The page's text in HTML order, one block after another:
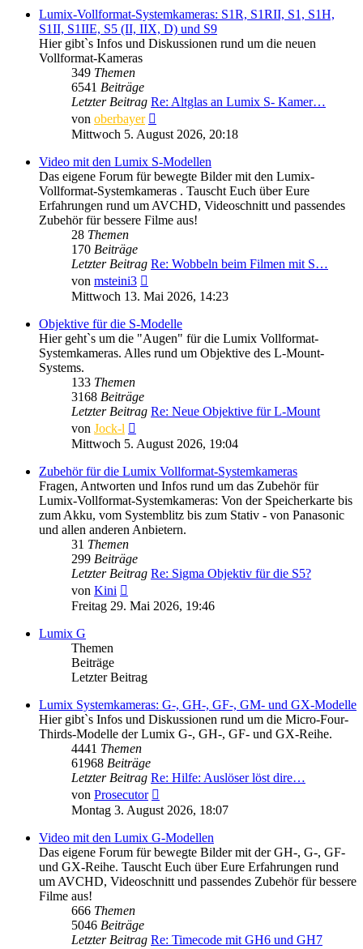
Lumix-Vollformat-Systemkameras: S1R, S1RII, S1, S1H,
S1II, S1IIE, S5 (II, IIX, D) und S9
Hier gibt`s Infos und Diskussionen rund um die neuen
Vollformat-Kameras
349 Themen
6541 Beiträge
Letzter Beitrag Re: Altglas an Lumix S- Kamer…
von oberbayer
Beitrag
Mittwoch 5. August 2026, 20:18
Video mit den Lumix S-Modellen
Das eigene Forum für bewegte Bilder mit den Lumix-
Vollformat-Systemkameras . Tauscht Euch über Eure
Erfahrungen rund um AVCHD, Videoschnitt und passendes
Zubehör für bessere Filme aus!
28 Themen
170 Beiträge
Letzter Beitrag Re: Wobbeln beim Filmen mit S…
von msteini3
Beitrag
Mittwoch 13. Mai 2026, 14:23
Objektive für die S-Modelle
Hier geht`s um die "Augen" für die Lumix Vollformat-
Systemkameras. Alles rund um Objektive des L-Mount-
Systems.
133 Themen
3168 Beiträge
Letzter Beitrag Re: Neue Objektive für L-Mount
von Jock-l
Beitrag
Mittwoch 5. August 2026, 19:04
Zubehör für die Lumix Vollformat-Systemkameras
Fragen, Antworten und Infos rund um das Zubehör für
Lumix-Vollformat-Systemkameras: Von der Speicherkarte bis
zum Akku, vom Systemblitz bis zum Stativ - von Panasonic
und allen anderen Anbietern.
31 Themen
299 Beiträge
Letzter Beitrag Re: Sigma Objektiv für die S5?
von Kini
Beitrag
Freitag 29. Mai 2026, 19:46
Lumix G
Themen
Beiträge
Letzter Beitrag
Lumix Systemkameras: G-, GH-, GF-, GM- und GX-Modelle
Hier gibt`s Infos und Diskussionen rund um die Micro-Four-
Thirds-Modelle der Lumix G-, GH-, GF- und GX-Reihe.
4441 Themen
61968 Beiträge
Letzter Beitrag Re: Hilfe: Auslöser löst dire…
von Prosecutor
Beitrag
Montag 3. August 2026, 18:07
Video mit den Lumix G-Modellen
Das eigene Forum für bewegte Bilder mit der GH-, G-, GF-
und GX-Reihe. Tauscht Euch über Eure Erfahrungen rund
um AVCHD, Videoschnitt und passendes Zubehör für bessere
Filme aus!
666 Themen
5046 Beiträge
Letzter Beitrag Re: Timecode mit GH6 und GH7